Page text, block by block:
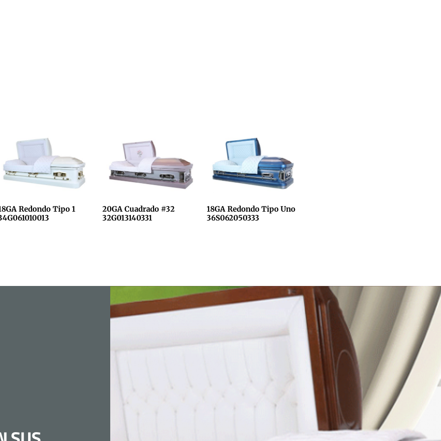
Redondo Tipo 1
20GA Cuadrado #32
32G013140331
18GA Redondo Tipo Uno
36S062050333